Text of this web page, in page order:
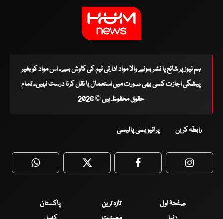
ہم نیوز پر شائع یا نشر ہونے والا مواد ادارتی ٹیم کی کاوش ہے۔ اس مواد کو بغیر
پیشگی اجازت کسی بھی صورت میں استعمال یا نقل کرنا درست نہیں۔ تمام
حقوق محفوظ ہیں © 2026
رابطہ کریں پرائیویسی پالیسی
WhatsApp Twitter Facebook
صفحۂ اول تازہ ترین
پاکستان